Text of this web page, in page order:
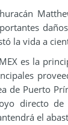
la vida a
es la
de Puerto
directo de
el